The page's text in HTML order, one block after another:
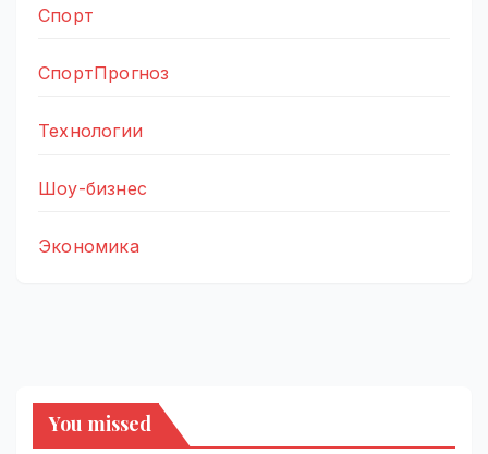
Спорт
СпортПрогноз
Технологии
Шоу-бизнес
Экономика
You missed